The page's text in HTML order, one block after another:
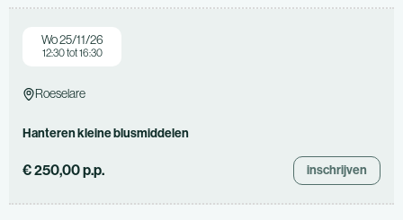
Wo 25/11/26
12:30 tot 16:30
Roeselare
Hanteren kleine blusmiddelen
€ 250,00 p.p. inschrijven